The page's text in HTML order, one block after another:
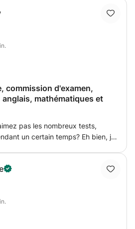
commission d'examen,
mathématiques et
un certain temps? Eh bien, je
degré (1re et 2e année). Je
français, l'allemand, l'anglais, la
d'étude et les conseils pour le